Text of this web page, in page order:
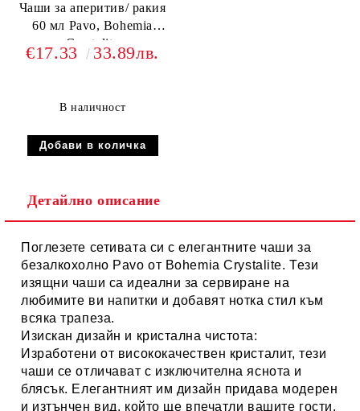
Чаши за аперитив/ ракия
60 мл Pavo, Bohemia
Crystalite
€17.33 33.89лв.
В наличност
Детайлно описание
Поглезете сетивата си с елегантните чаши за
безалкохолно Pavo от Bohemia Crystalite. Тези
изящни чаши са идеални за сервиране на
любимите ви напитки и добавят нотка стил към
всяка трапеза.
Изискан дизайн и кристална чистота:
Изработени от висококачествен кристалит, тези
чаши се отличават с изключителна яснота и
блясък. Елегантният им дизайн придава модерен
и изтънчен вид, който ще впечатли вашите гости.